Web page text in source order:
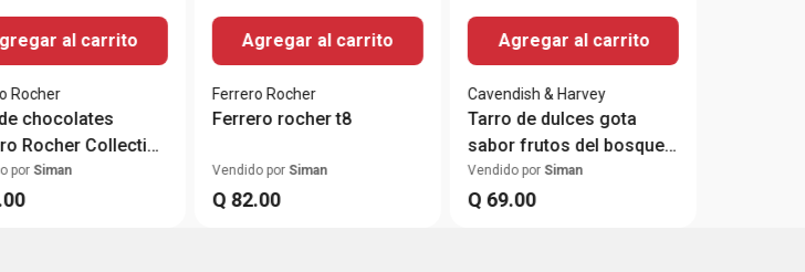
al carrito
Rocher
chocolates
Rocher Collection
por Siman
00
Agregar al carrito
Ferrero Rocher
Ferrero rocher t8
Vendido por Siman
Q 82.00
Agregar al carrito
Cavendish & Harvey
Tarro de dulces gota
sabor frutos del bosque
300g
Vendido por Siman
Q 69.00